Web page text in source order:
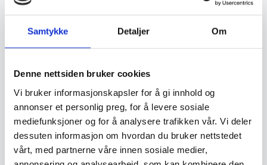
Samtykke Detaljer Om
Denne nettsiden bruker cookies
Vi bruker informasjonskapsler for å gi innhold og
annonser et personlig preg, for å levere sosiale
mediefunksjoner og for å analysere trafikken vår. Vi deler
dessuten informasjon om hvordan du bruker nettstedet
vårt, med partnerne våre innen sosiale medier,